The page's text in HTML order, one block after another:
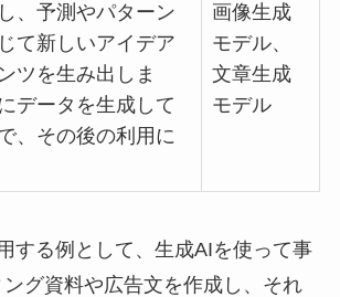
、予測やパターン
て新しいアイデア
ツを生み出しま
データを生成して
、その後の利用に
画像生成
モデル、
文章生成
モデル
する例として、生成AIを使って事
グ資料や広告文を作成し、それ